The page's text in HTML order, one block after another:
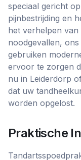
speciaal gericht
pijnbestrijding en
het verhelpen
noodgevallen,
gebruiken
ervoor te zorgen
nu in Leiderdorp
dat uw
worden opgelost.
Praktische